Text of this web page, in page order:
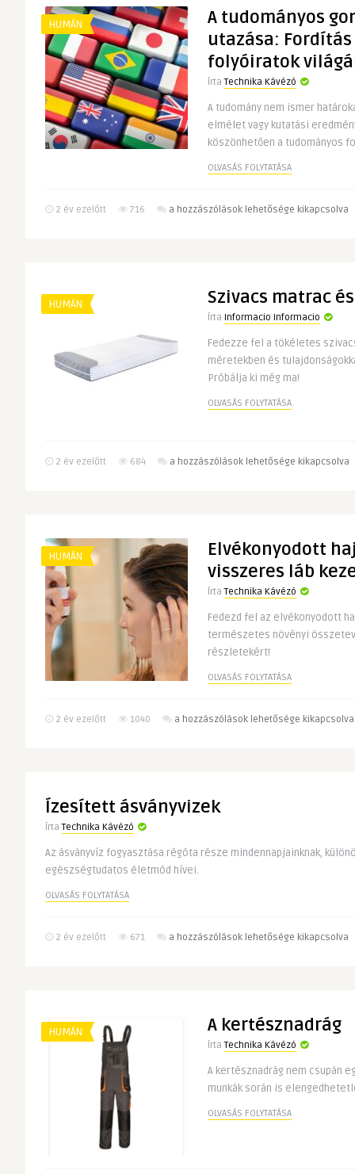
bejegyzéshez
HUMÁN
A tudományos
utazása:
folyóiratok
ÍrtaTechnika Kávézó
A tudomány nem ismer
elmélet vagy kutatási
köszönhetően a tudományos
OLVASÁS FOLYTATÁSA
2 év ezelőtt 716
A
lektorálás
folyóiratok
világában
bejegyzéshez
a hozzászólások lehetősége kikapcsolva
HUMÁN Szivacs matrac
Írta Informacio Informacio
Fedezze fel a tökéletes
méretekben és
Próbálja ki még ma!
OLVASÁS FOLYTATÁSA
2 év ezelőtt 684
Szivacs
bejegyzéshez
a hozzászólások lehetősége kikapcsolva
HUMÁN
Elvékonyodott
visszeres láb
ÍrtaTechnika Kávézó
Fedezd fel az elvékonyodott
természetes növényi
részletekért!
OLVASÁS FOLYTATÁSA
2 év ezelőtt 1040
Elvékonyodott
láb
bejegyzéshez
a hozzászólások lehetősége kikapcsolva
Ízesített ásványvizek
ÍrtaTechnika Kávézó
Az ásványvíz fogyasztása régóta része mindennapjainknak,
egészségtudatos életmód hívei.
OLVASÁS FOLYTATÁSA
2 év ezelőtt 671
Ízesített
a hozzászólások lehetősége kikapcsolva
HUMÁN A kertésznadrág
ÍrtaTechnika Kávézó
A kertésznadrág nem csupán
munkák során is
OLVASÁS FOLYTATÁSA